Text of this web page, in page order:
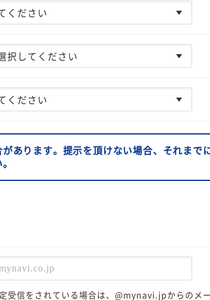
あります。提示を頂けない場合、それまで
受信をされている場合は、@mynavi.jpからのメ